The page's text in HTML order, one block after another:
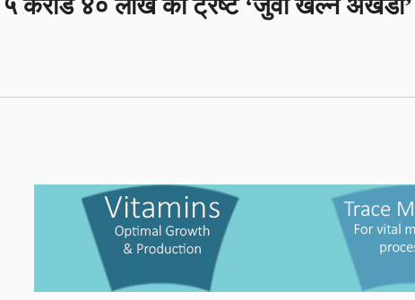
५ करोड ४० लाख को ट्रष्ट ‘जुवा खेल्ने अखडा’